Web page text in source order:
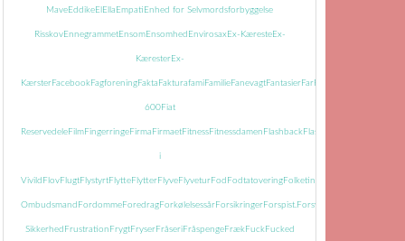
MaveEddikeEl Ella Empati Enhed for Selvmordsforbyggelse
RisskovEnnegrammetEnsomEnsomhed EnvirosaxEx-KæresteEx-
KæresterEx-
KærsterFacebookFagforeningFakta FakturafamiFamilieFanevagtFantasierFarFarmor
600Fiat
ReservedeleFilmFingerringeFirma FirmaetFitnessFitnessdamen FlashbackFlasker
i
Vivild FlovFlugtFlystyrtFlytteFlytterFlyveFlyveturFod FodtatoveringFolketingets
Ombudsmand FordommeForedragForkølelsessårForsikringerForspist.Forsvundet
Sikkerhed Frustration FrygtFryserFråseriFråspengeFrækFuckFucked